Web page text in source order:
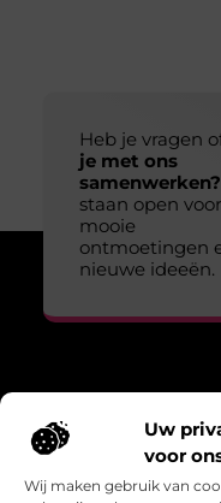
Uw
voor
Wij maken gebruik van
Heb je vragen
je met ons
samenwerken?
staan open voor
mooie
ontmoetingen
nieuwe ideeën.
“Adem,
frisse gedachten en